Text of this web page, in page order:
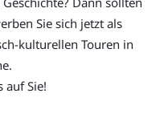
Sie sich jetzt als
kulturellen Touren in
auf Sie!